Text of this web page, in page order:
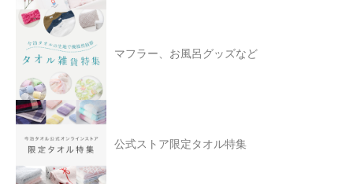
マフラー、お風呂グッズなど
公式ストア限定タオル特集